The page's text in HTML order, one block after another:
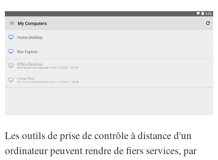
Les outils de prise de contrôle à distance d'un
ordinateur peuvent rendre de fiers services, par